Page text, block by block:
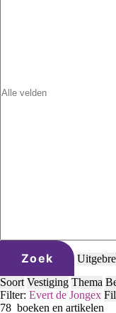
Zoek
Soort Vestiging Thema
Filter: Evert de Jongex
78 boeken en artikelen